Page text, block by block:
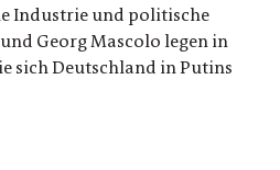
Industrie und politische
Georg Mascolo legen in
sich Deutschland in Putins